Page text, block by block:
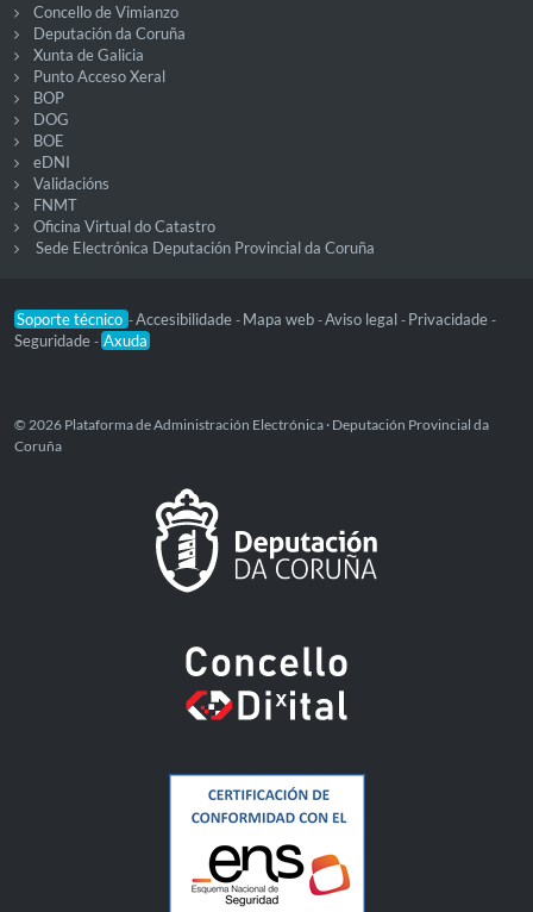
Concello de Vimianzo
Deputación da Coruña
Xunta de Galicia
Punto Acceso Xeral
BOP
DOG
BOE
eDNI
Validacións
FNMT
Oficina Virtual do Catastro
Sede Electrónica Deputación Provincial da Coruña
Soporte técnico -Accesibilidade - Mapa web -Aviso legal - Privacidade -
Seguridade - Axuda
© 2026 Plataforma de Administración Electrónica · Deputación Provincial da
Coruña